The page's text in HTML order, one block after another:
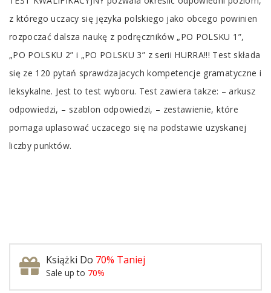
Article
z którego uczacy się języka polskiego jako obcego powinien
rozpoczać dalsza naukę z podręczników „PO POLSKU 1”,
„PO POLSKU 2” i „PO POLSKU 3” z serii HURRA!!! Test składa
się ze 120 pytań sprawdzajacych kompetencje gramatyczne i
leksykalne. Jest to test wyboru. Test zawiera takze: – arkusz
odpowiedzi, – szablon odpowiedzi, – zestawienie, które
pomaga uplasować uczacego się na podstawie uzyskanej
liczby punktów.
Książki Do 70% Taniej
Sale up to 70%